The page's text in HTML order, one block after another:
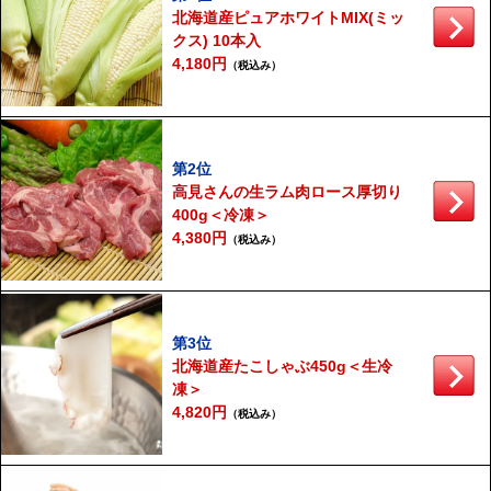
北海道産ピュアホワイトMIX(ミッ
クス) 10本入
4,180円
（税込み）
第2位
高見さんの生ラム肉ロース厚切り
400g＜冷凍＞
4,380円
（税込み）
第3位
北海道産たこしゃぶ450g＜生冷
凍＞
4,820円
（税込み）